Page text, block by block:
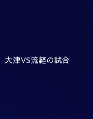
大津VS流経の試合